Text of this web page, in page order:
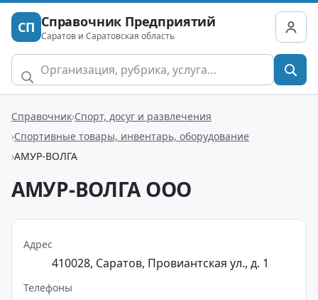
СП Справочник Предприятий
Саратов и Саратовская область
Справочник Спорт, досуг и развлечения
Спортивные товары, инвентарь, оборудование
АМУР-ВОЛГА
АМУР-ВОЛГА ООО
Адрес
410028, Саратов, Провиантская ул., д. 1
Телефоны